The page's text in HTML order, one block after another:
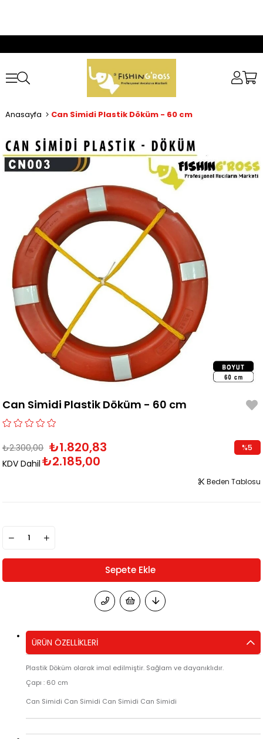
Anasayfa Can Simidi Plastik Döküm - 60 cm
Can Simidi Plastik Döküm - 60 cm
₺2.300,00 ₺1.820,83
KDV Dahil ₺2.185,00
%5
Beden Tablosu
ÜRÜN ÖZELLIKLERI
Plastik Döküm olarak imal edilmiştir. Sağlam ve dayanıklıdır.
Çapı : 60 cm
Can Simidi Can Simidi Can Simidi Can Simidi